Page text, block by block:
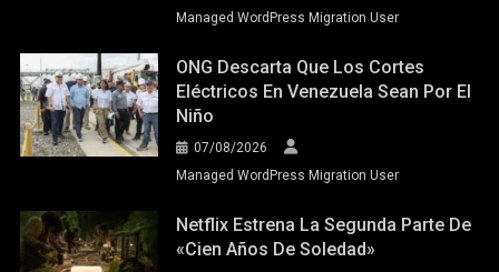
Managed WordPress Migration User
ONG Descarta Que Los Cortes
Eléctricos En Venezuela Sean Por El
Niño
07/08/2026
Managed WordPress Migration User
Netflix Estrena La Segunda Parte De
«Cien Años De Soledad»